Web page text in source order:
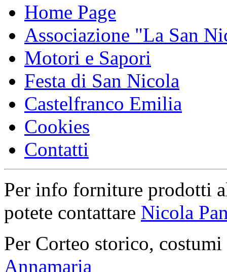
Home Page
Associazione "La San
Motori e Sapori
Festa di San Nicola
Castelfranco Emilia
Cookies
Contatti
Per info forniture prodotti
potete contattare Nicola
Per Corteo storico,
Annamaria